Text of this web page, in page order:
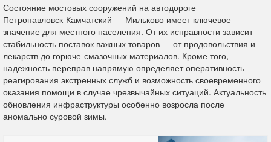
Состояние мостовых сооружений на автодороге
Петропавловск‑Камчатский — Мильково имеет ключевое
значение для местного населения. От их исправности зависит
стабильность поставок важных товаров — от продовольствия и
лекарств до горюче‑смазочных материалов. Кроме того,
надежность переправ напрямую определяет оперативность
реагирования экстренных служб и возможность своевременного
оказания помощи в случае чрезвычайных ситуаций. Актуальность
обновления инфраструктуры особенно возросла после
аномально суровой зимы.